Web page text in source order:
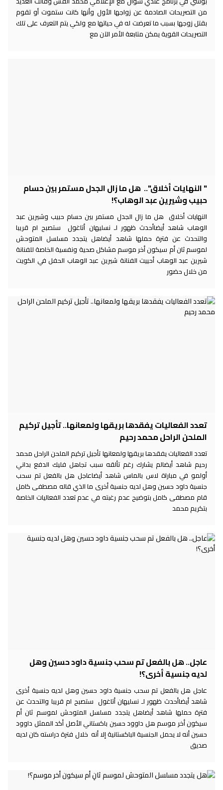
من التصريحات الصادمة عن زواجها الأول وأنها كانت ستموت أو تقوم
بقتل زوجها بسبب ما تعرضت له في حياتها مع ولكي يتم التعرف على تلك
التصريحات القوية يمكن متابعة الأمر الآن مع
" النهايات أخلاق".. هل ما زال الجدل مستمر بين حسام
حبيب وشيرين عبد الوهاب؟!
النهايات أخلاق هل ما زال الجدل مستمر بين حسام حبيب وشيرين عبد
الوهاب شاهد أيضاأحدث ظهور لـ نسليهان أتاغول ستصبح ام قريبا
والتحدث عن فترة حملها شاهد أيضاهل يتجدد مسلسل المتوحش
لموسم ثان أم سيكون أخر موسم مشاكل صحية ونفسية الخاصة للفنانة
شيرين عبد الوهاب أحييت الفنانة شيرين عبد الوهاب الحفل في الكويت
من خلال حضور
تعدد الفعاليات يفقدها بريقها ولمعانها.. تأجيل تركيم
الملحن الراحل محمد رحيم
تعدد الفعاليات يفقدها بريقها ولمعانها تأجيل تركيم الملحن الراحل محمد
رحيم شاهد أيضالم يشارك رغم تألقه سبب تجاهل فليك الدفع بداني
أولمو في مباراة لاس بالماس شاهد أيضاعاجل هل بالفعل تم سحب
جنسية داود حسين وهل لديه جنسية أخرى ما الذي قاله مصطفى كامل
قام مصطفى كامل بتوضيح عدم رغبته في عدم تعدد الفعاليات الخاصة
بتكريم محمد
عاجل.. هل بالفعل تم سحب جنسية داود حسين وهل
لديه جنسية أخرى؟!
عاجل هل بالفعل تم سحب جنسية داود حسين وهل لديه جنسية أخرى
شاهد أيضاأحدث ظهور لـ نسليهان أتاغول ستصبح ام قريبا والتحدث عن
فترة حملها شاهد أيضاهل يتجدد مسلسل المتوحش لموسم ثان أم
سيكون أخر موسم هل داوود حسين باكستاني الأصل أكد الممثل داوود
حسين أنه لا يحمل الجنسية الباكستانية إلا أنه خلال فترة دراسته كان لديه
صديق